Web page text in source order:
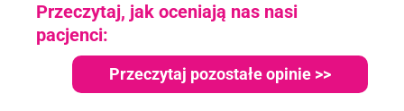
Przeczytaj, jak oceniają nas nasi
pacjenci:
Przeczytaj pozostałe opinie >>